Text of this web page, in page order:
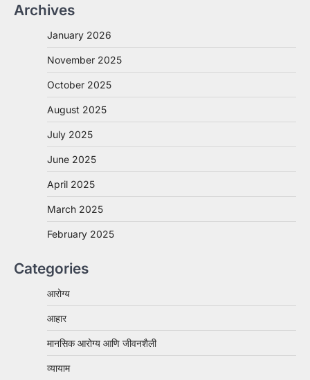
Archives
January 2026
November 2025
October 2025
August 2025
July 2025
June 2025
April 2025
March 2025
February 2025
Categories
आरोग्य
आहार
मानसिक आरोग्य आणि जीवनशैली
व्यायाम